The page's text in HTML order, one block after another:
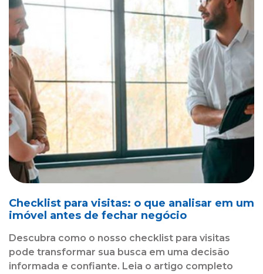
Checklist para visitas: o que analisar em um
imóvel antes de fechar negócio
Descubra como o nosso checklist para visitas
pode transformar sua busca em uma decisão
informada e confiante. Leia o artigo completo